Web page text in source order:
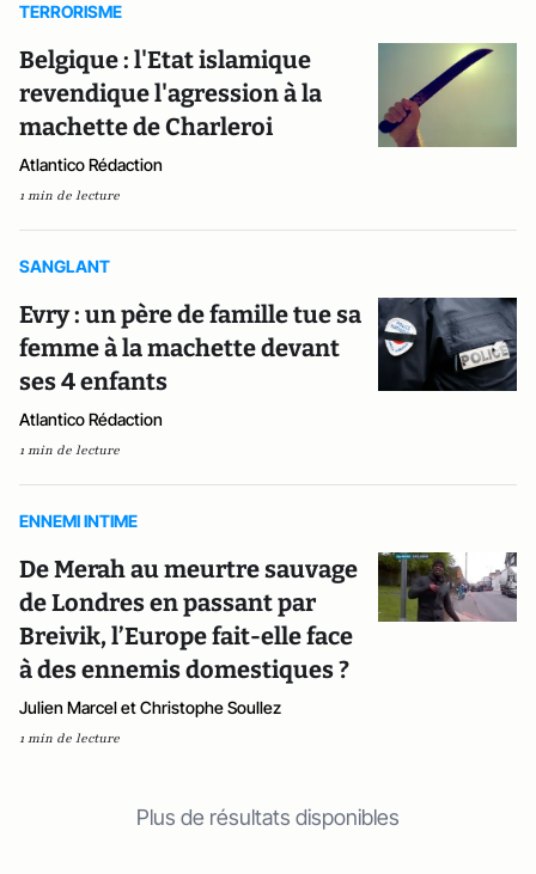
TERRORISME
Belgique : l'Etat islamique
revendique l'agression à la
machette de Charleroi
Atlantico Rédaction
1 min de lecture
SANGLANT
Evry : un père de famille tue sa
femme à la machette devant
ses 4 enfants
Atlantico Rédaction
1 min de lecture
ENNEMI INTIME
De Merah au meurtre sauvage
de Londres en passant par
Breivik, l’Europe fait-elle face
à des ennemis domestiques ?
Julien Marcel et Christophe Soullez
1 min de lecture
Plus de résultats disponibles